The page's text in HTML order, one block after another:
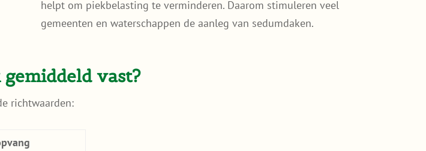
helpt om piekbelasting te verminderen. Daarom stimuleren veel
gemeenten en waterschappen de aanleg van sedumdaken.
vast?
richtwaarden: